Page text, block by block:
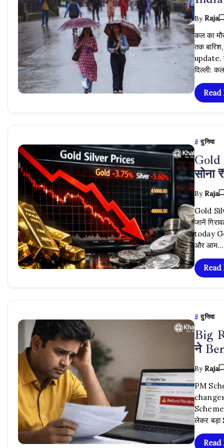
ByRaja
कल का
तक
update.
दिल्ली:
दुनिया
Gold
सोना
ByRaja
Gold
जानें
today
और आम…
दुनिया
Big
ने
ByRaja
PM
लेकर